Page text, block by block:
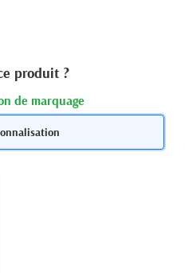
produit ?
de marquage